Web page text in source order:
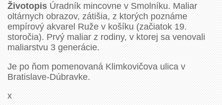
ŽivotopisÚradník mincovne v Smolníku. Maliar
oltárnych obrazov, zátišia, z ktorých poznáme
empírový akvarel Ruže v košíku (začiatok 19.
storočia). Prvý maliar z rodiny, v ktorej sa venovali
maliarstvu 3 generácie.
Je po ňom pomenovaná Klimkovičova ulica v
Bratislave-Dúbravke.
x